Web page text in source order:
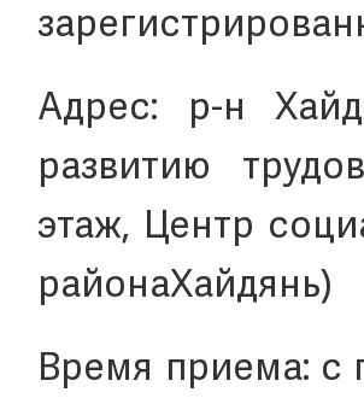
Адрес: р-н
развитию
этаж, Центр
районаХайдянь)
Время приема: с